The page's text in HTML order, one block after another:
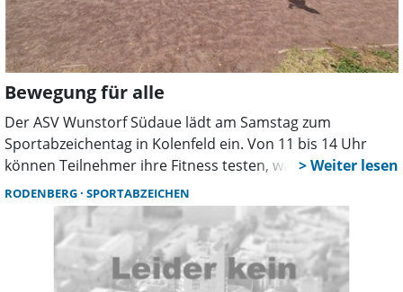
Bewegung für alle
Der ASV Wunstorf Südaue lädt am Samstag zum
Sportabzeichentag in Kolenfeld ein. Von 11 bis 14 Uhr
können Teilnehmer ihre Fitness testen, während Kinder
bereits ab 9.30 Uhr beim Mini-Sportabzeichen spielerisch
Bewegung erleben.
RODENBERG SPORTABZEICHEN